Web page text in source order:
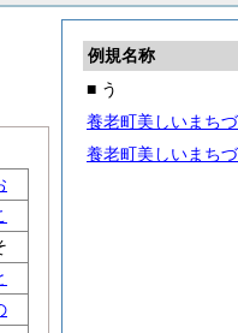
例規名称
■ う
養老町美しいまち
養老町美しいまち